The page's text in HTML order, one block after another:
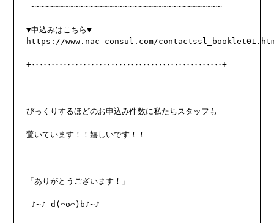
~~~~~~~~~~~~~~~~~~~~~~~~~~~~~~~~~~~~~~~
https://www.nac-consul.com/
+‥‥‥‥‥‥‥‥‥‥‥‥‥‥‥‥‥‥‥‥‥‥‥‥+
びっくりするほどのお申込み件数に私たちスタッフも
驚いています！！嬉しいです！！
「ありがとうございます！」
♪~♪ d(⌒o⌒)b♪~♪